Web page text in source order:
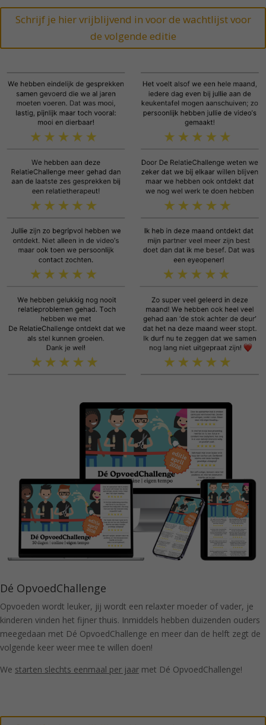
Schrijf je hier vrijblijvend in voor de wachtlijst voor
de volgende editie
Dé OpvoedChallenge
Opvoeden wordt leuker, jij wordt een relaxter moeder of vader, je
kinderen vinden het fijner thuis. Inmiddels hebben duizenden ouders
meegedaan met Dé OpvoedChallenge en meer dan de helft zegt de
volgende keer weer mee te willen doen!
We starten slechts eenmaal per jaar met Dé OpvoedChallenge!